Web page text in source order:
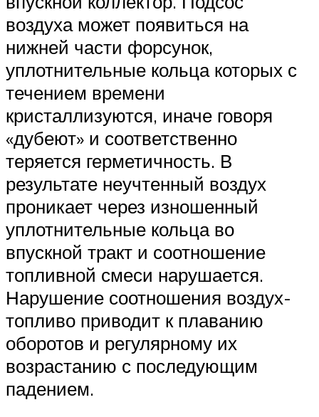
воздуха может появиться на
нижней части форсунок,
уплотнительные кольца которых с
течением времени
кристаллизуются, иначе говоря
«дубеют» и соответственно
теряется герметичность. В
результате неучтенный воздух
проникает через изношенный
уплотнительные кольца во
впускной тракт и соотношение
топливной смеси нарушается.
Нарушение соотношения воздух-
топливо приводит к плаванию
оборотов и регулярному их
возрастанию с последующим
падением.